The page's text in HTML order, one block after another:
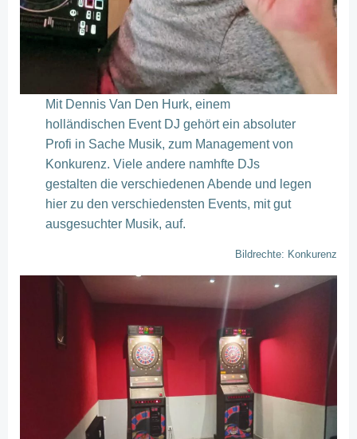
Mit Dennis Van Den Hurk, einem
holländischen Event DJ gehört ein absoluter
Profi in Sache Musik, zum Management von
Konkurenz. Viele andere namhfte DJs
gestalten die verschiedenen Abende und legen
hier zu den verschiedensten Events, mit gut
ausgesuchter Musik, auf.
Bildrechte: Konkurenz